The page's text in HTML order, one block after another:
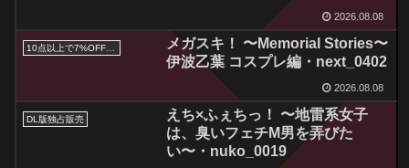
2026.08.08
10点以上で7%OFFクーポン／サマーセール2026対象
メガスキ！ 〜Memorial Stories〜
伊波乙葉 コスプレ編・next_0402
2026.08.08
DL版独占販売
えち×ふぇちっ！ 〜地雷系女子
は、臭いフェチM男を弄びた
い〜・nuko_0019